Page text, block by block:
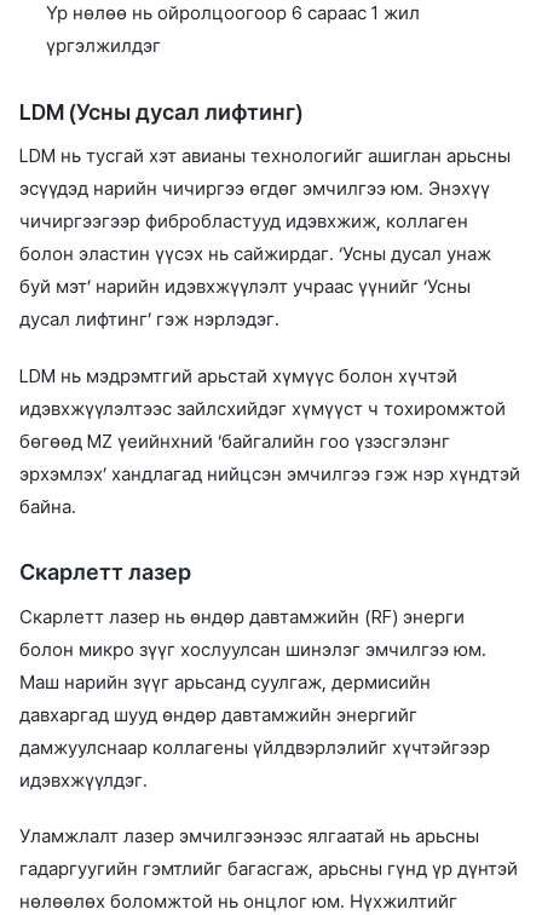
Үр нөлөө нь ойролцоогоор 6 сараас 1 жил
үргэлжилдэг
LDM (Усны дусал лифтинг)
LDM нь тусгай хэт авианы технологийг ашиглан арьсны
эсүүдэд нарийн чичиргээ өгдөг эмчилгээ юм. Энэхүү
чичиргээгээр фибробластууд идэвхжиж, коллаген
болон эластин үүсэх нь сайжирдаг. ‘Усны дусал унаж
буй мэт’ нарийн идэвхжүүлэлт учраас үүнийг ‘Усны
дусал лифтинг’ гэж нэрлэдэг.
LDM нь мэдрэмтгий арьстай хүмүүс болон хүчтэй
идэвхжүүлэлтээс зайлсхийдэг хүмүүст ч тохиромжтой
бөгөөд MZ үеийнхний ‘байгалийн гоо үзэсгэлэнг
эрхэмлэх’ хандлагад нийцсэн эмчилгээ гэж нэр хүндтэй
байна.
Скарлетт лазер
Скарлетт лазер нь өндөр давтамжийн (RF) энерги
болон микро зүүг хослуулсан шинэлэг эмчилгээ юм.
Маш нарийн зүүг арьсанд суулгаж, дермисийн
давхаргад шууд өндөр давтамжийн энергийг
дамжуулснаар коллагены үйлдвэрлэлийг хүчтэйгээр
идэвхжүүлдэг.
Уламжлалт лазер эмчилгээнээс ялгаатай нь арьсны
гадаргуугийн гэмтлийг багасгаж, арьсны гүнд үр дүнтэй
нөлөөлөх боломжтой нь онцлог юм. Нүхжилтийг